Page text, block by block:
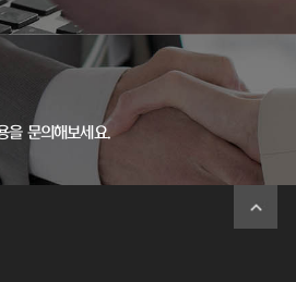
을 문의해보세요.